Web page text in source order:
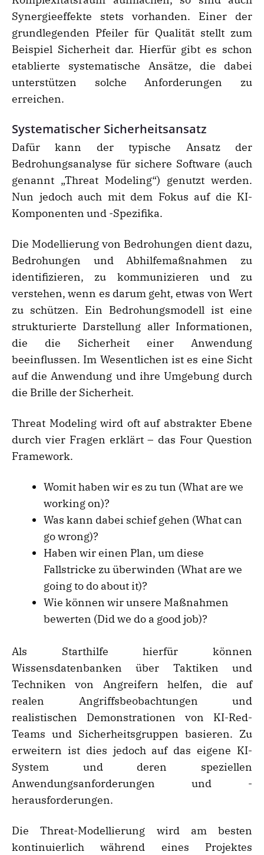
Synergieeffekte stets vorhanden. Einer der
grundlegenden Pfeiler für Qualität stellt zum
Beispiel Sicherheit dar. Hierfür gibt es schon
etablierte systematische Ansätze, die dabei
unterstützen solche Anforderungen zu
erreichen.
Systematischer Sicherheitsansatz
Dafür kann der typische Ansatz der
Bedrohungsanalyse für sichere Software (auch
genannt „Threat Modeling“) genutzt werden.
Nun jedoch auch mit dem Fokus auf die KI-
Komponenten und -Spezifika.
Die Modellierung von Bedrohungen dient dazu,
Bedrohungen und Abhilfemaßnahmen zu
identifizieren, zu kommunizieren und zu
verstehen, wenn es darum geht, etwas von Wert
zu schützen. Ein Bedrohungsmodell ist eine
strukturierte Darstellung aller Informationen,
die die Sicherheit einer Anwendung
beeinflussen. Im Wesentlichen ist es eine Sicht
auf die Anwendung und ihre Umgebung durch
die Brille der Sicherheit.
Threat Modeling wird oft auf abstrakter Ebene
durch vier Fragen erklärt – das Four Question
Framework.
Womit haben wir es zu tun (What are we
working on)?
Was kann dabei schief gehen (What can
go wrong)?
Haben wir einen Plan, um diese
Fallstricke zu überwinden (What are we
going to do about it)?
Wie können wir unsere Maßnahmen
bewerten (Did we do a good job)?
Als Starthilfe hierfür können
Wissensdatenbanken über Taktiken und
Techniken von Angreifern helfen, die auf
realen Angriffsbeobachtungen und
realistischen Demonstrationen von KI-Red-
Teams und Sicherheitsgruppen basieren. Zu
erweitern ist dies jedoch auf das eigene KI-
System und deren speziellen
Anwendungsanforderungen und -
herausforderungen.
Die Threat-Modellierung wird am besten
kontinuierlich während eines Projektes